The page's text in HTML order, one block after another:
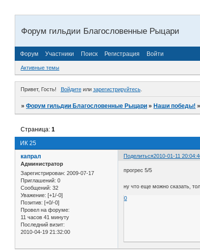
Форум гильдии Благословенные Рыцари
Форум Участники Поиск Регистрация Войти
Активные темы
Привет, Гость! Войдитеили зарегистрируйтесь.
»Форум гильдии Благословенные Рыцари »Наши победы!
ИК 25
Страница:1
Поделиться2010-01-11
капрал
Администратор
Зарегистрирован: 2009-07-17
Приглашений: 0
Сообщений: 32
Уважение: [+1/-0]
Позитив: [+0/-0]
Провел на форуме:
11 часов 41 минуту
Последний визит:
2010-04-19 21:32:00
прогрес 5/5
ну что еще можно сказать,
0